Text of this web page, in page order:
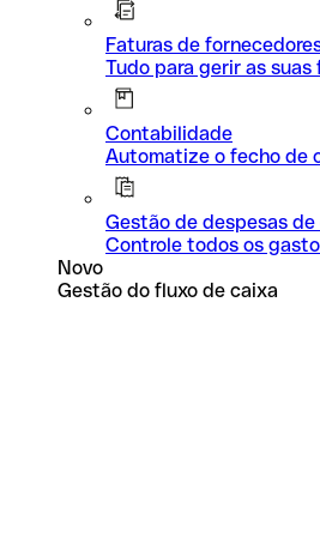
Faturas de
Tudo para gerir as suas
Contabilidade
Automatize o fecho de
Gestão de despesas de
Controle todos os
Novo
Gestão do fluxo de caixa